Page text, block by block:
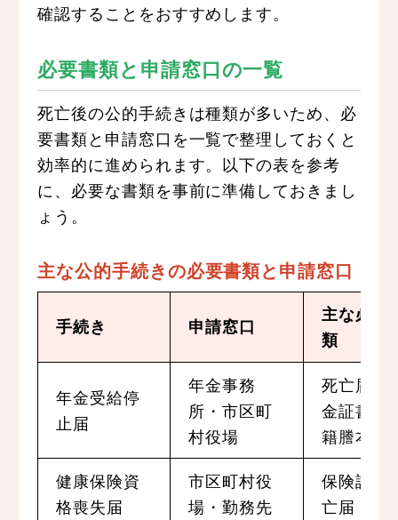
確認することをおすすめします。
必要書類と申請窓口の一覧
死亡後の公的手続きは種類が多いため、必
要書類と申請窓口を一覧で整理しておくと
効率的に進められます。以下の表を参考
に、必要な書類を事前に準備しておきまし
ょう。
主な公的手続きの必要書類と申請窓口
手続き 申請窓口
主な必要
類
年金受給停
止届
年金事務
所・市区町
村役場
死亡届、
金証書、
籍謄本
健康保険資
格喪失届
市区町村役
場・勤務先
保険証、
亡届